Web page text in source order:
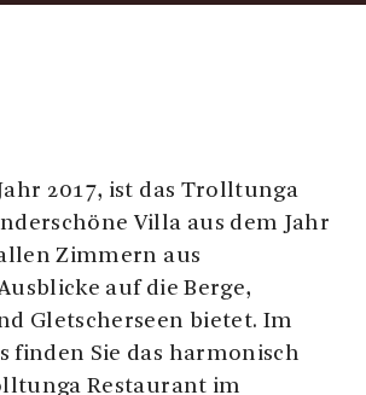
2017, ist das Trolltunga
Villa aus dem Jahr
Zimmern aus
auf die Berge,
Gletscherseen bietet. Im
finden Sie das harmonisch
Restaurant im